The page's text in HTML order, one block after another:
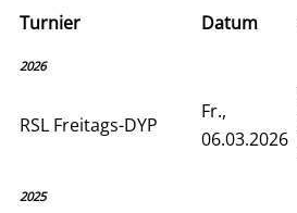
Turnier Datum
2026
RSL Freitags-DYP
Fr.,
06.03.2026
2025